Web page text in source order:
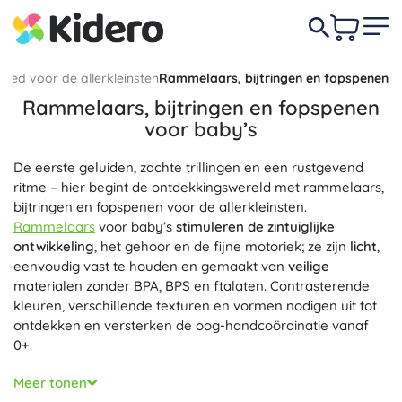
voor de allerkleinstenRammelaars, bijtringen en fopspenen
Rammelaars, bijtringen en fopspenen
voor baby’s
De eerste geluiden, zachte trillingen en een rustgevend
ritme – hier begint de ontdekkingswereld met rammelaars,
bijtringen en fopspenen voor de allerkleinsten.
Rammelaars voor baby’s stimuleren de zintuiglijke
ontwikkeling, het gehoor en de fijne motoriek; ze zijn licht,
eenvoudig vast te houden en gemaakt van veilige
materialen zonder BPA, BPS en ftalaten. Contrasterende
kleuren, verschillende texturen en vormen nodigen uit tot
ontdekken en versterken de oog-handcoördinatie vanaf
0+.
Wanneer de eerste tandjes doorkomen, bieden
verlichting én plezier. Siliconen bijtringen van food-grade
Meer tonen